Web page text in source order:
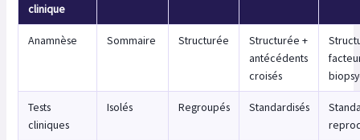
clinique
Anamnèse Sommaire Structurée
Structurée +
antécédents
croisés
Tests
cliniques
Isolés Regroupés Standardisés